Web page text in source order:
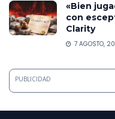
«Bien
con
Clarity
7 AGOSTO,
PUBLICIDAD